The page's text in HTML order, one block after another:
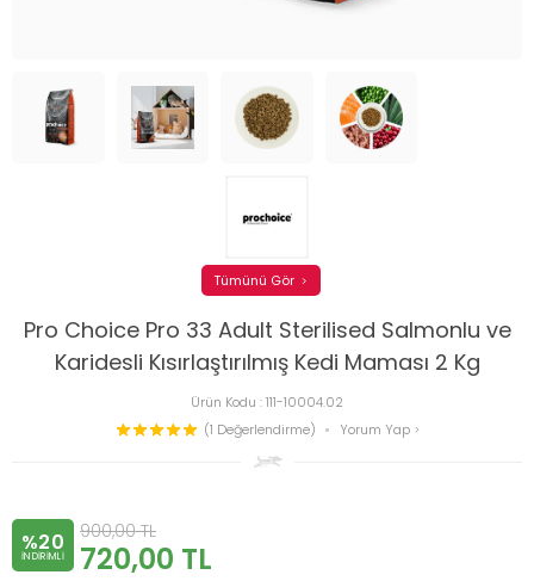
Pro Choice Pro 33 Adult Sterilised Salmonlu ve
Karidesli Kısırlaştırılmış Kedi Maması 2 Kg
Ürün Kodu :111-10004.02
(1 Değerlendirme)
Yorum Yap
Tümünü Gör
%20
INDIRIMLI
900,00TL
720,00 TL